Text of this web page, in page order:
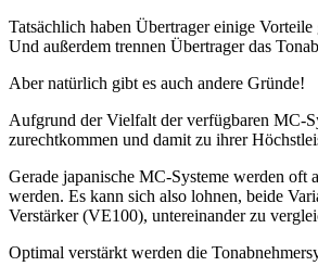
Tatsächlich haben Übertrager einige
Und außerdem trennen Übertrager das
Aber natürlich gibt es auch andere Gründe!
Aufgrund der Vielfalt der verfügbaren MC-
zurechtkommen und damit zu ihrer
Gerade japanische MC-Systeme werden
werden. Es kann sich also lohnen, beide
Verstärker (VE100), untereinander zu
Optimal verstärkt werden die